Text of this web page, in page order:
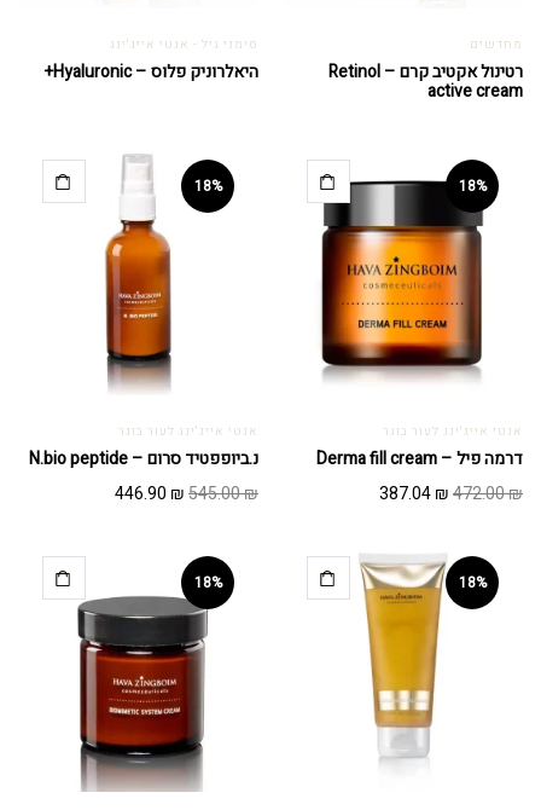
מחדשים
רטינול אקטיב קרם – Retinol
active cream
סימני גיל - אנטי אייג'ינג
היאלרוניק פלוס – Hyaluronic+
18%
אנטי אייג'ינג לעור בוגר
דרמה פיל – Derma fill cream
472.00₪
המחיר
472.00 ₪.
387.04₪
המחיר
387.04 ₪.
18%
אנטי אייג'ינג לעור בוגר
נ.ביופפטיד סרום – N.bio peptide
545.00₪
המחיר
545.00 ₪.
446.90 ₪
המחיר
446.90 ₪.
18%
18%